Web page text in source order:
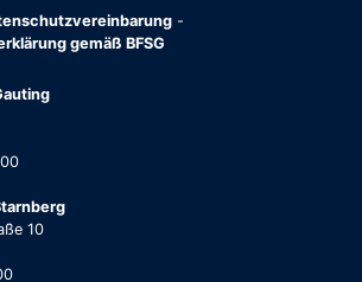
-
gemäß BFSG
10